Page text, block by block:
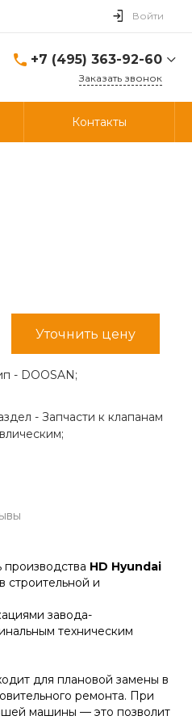
Войти
+7 (495) 363-92-60
г. Дзержинский, ул.
Заказать звонок
Контакты
Уточнить цену
- DOOSAN;
-Запчасти к клапанам
производства HD Hyundai
строительной и
завода-
техническим
для плановой замены в
ремонта. При
машины — это позволит